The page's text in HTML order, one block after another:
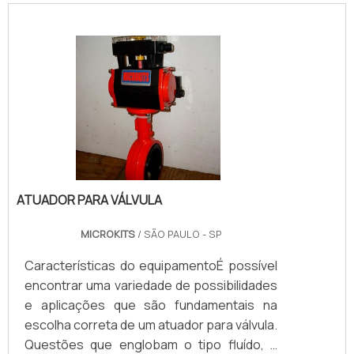
ATUADOR PARA VÁLVULA
MICROKITS/ SÃO PAULO - SP
Características do equipamentoÉ possível
encontrar uma variedade de possibilidades
e aplicações que são fundamentais na
escolha correta de um atuador para válvula.
Questões que englobam o tipo fluído, a